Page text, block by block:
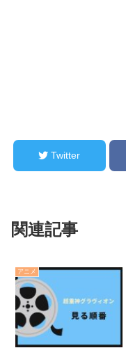
Twitter
関連記事
アニメ